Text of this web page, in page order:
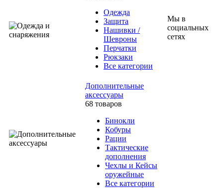
Одежда
Защита
Нашивки /
Шевроны
Перчатки
Рюкзаки
Все категории
Дополнительные
аксессуары
68 товаров
Бинокли
Кобуры
Рации
Тактические
дополнения
Чехлы и Кейсы
оружейные
Все категории
Мы в
социальных
сетях